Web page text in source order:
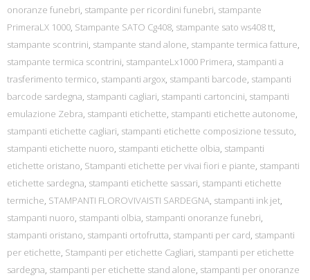
onoranze funebri, stampante per ricordini funebri, stampante
PrimeraLX 1000, Stampante SATO Cg408, stampante sato ws408 tt,
stampante scontrini, stampante stand alone, stampante termica fatture,
stampante termica scontrini, stampanteLx1000 Primera, stampanti a
trasferimento termico, stampanti argox, stampanti barcode, stampanti
barcode sardegna, stampanti cagliari, stampanti cartoncini, stampanti
emulazione Zebra, stampanti etichette, stampanti etichette autonome,
stampanti etichette cagliari, stampanti etichette composizione tessuto,
stampanti etichette nuoro, stampanti etichette olbia, stampanti
etichette oristano, Stampanti etichette per vivai fiori e piante, stampanti
etichette sardegna, stampanti etichette sassari, stampanti etichette
termiche, STAMPANTI FLOROVIVAISTI SARDEGNA, stampanti ink jet,
stampanti nuoro, stampanti olbia, stampanti onoranze funebri,
stampanti oristano, stampanti ortofrutta, stampanti per card, stampanti
per etichette, Stampanti per etichette Cagliari, stampanti per etichette
sardegna, stampanti per etichette stand alone, stampanti per onoranze